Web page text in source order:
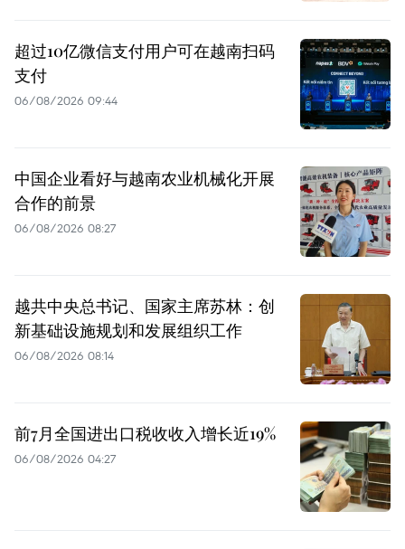
超过10亿微信支付用户可在越南扫码
支付
06/08/2026 09:44
中国企业看好与越南农业机械化开展
合作的前景
06/08/2026 08:27
越共中央总书记、国家主席苏林：创
新基础设施规划和发展组织工作
06/08/2026 08:14
前7月全国进出口税收收入增长近19%
06/08/2026 04:27